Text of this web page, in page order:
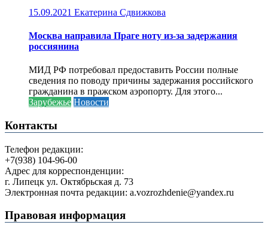
15.09.2021 Екатерина Сдвижкова
Москва направила Праге ноту из-за задержания
россиянина
МИД РФ потребовал предоставить России полные
сведения по поводу причины задержания российского
гражданина в пражском аэропорту. Для этого...
Зарубежье Новости
Контакты
Телефон редакции:
+7(938) 104-96-00
Адрес для корреспонденции:
г. Липецк ул. Октябрьская д. 73
Электронная почта редакции: a.vozrozhdenie@yandex.ru
Правовая информация